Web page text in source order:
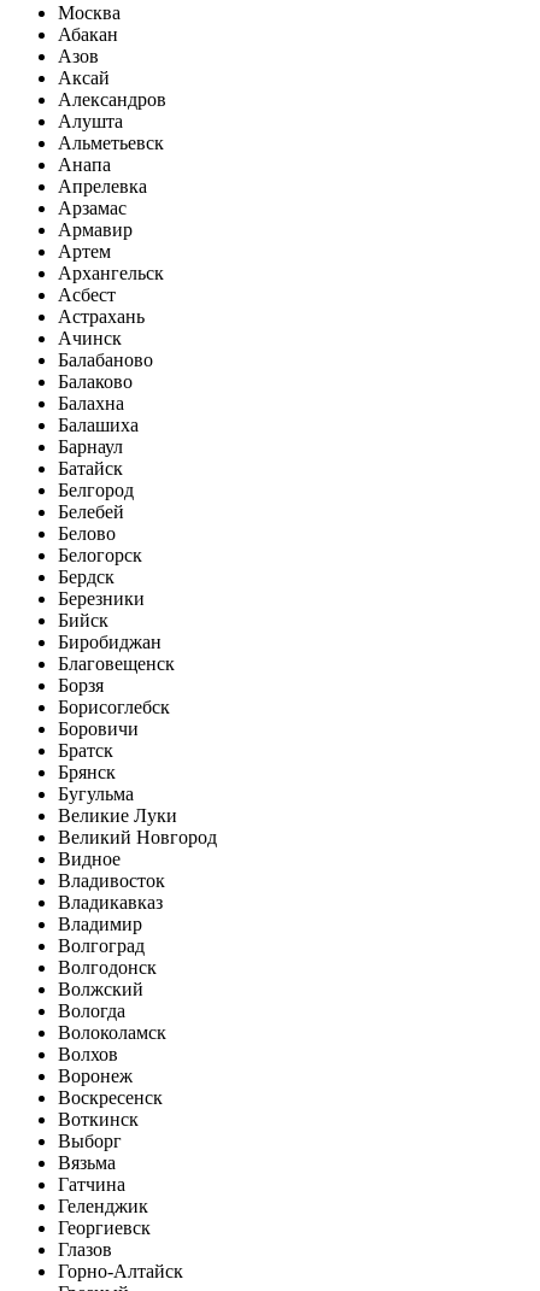
Москва
Абакан
Азов
Аксай
Александров
Алушта
Альметьевск
Анапа
Апрелевка
Арзамас
Армавир
Артем
Архангельск
Асбест
Астрахань
Ачинск
Балабаново
Балаково
Балахна
Балашиха
Барнаул
Батайск
Белгород
Белебей
Белово
Белогорск
Бердск
Березники
Бийск
Биробиджан
Благовещенск
Борзя
Борисоглебск
Боровичи
Братск
Брянск
Бугульма
Великие Луки
Великий Новгород
Видное
Владивосток
Владикавказ
Владимир
Волгоград
Волгодонск
Волжский
Вологда
Волоколамск
Волхов
Воронеж
Воскресенск
Воткинск
Выборг
Вязьма
Гатчина
Геленджик
Георгиевск
Глазов
Горно-Алтайск